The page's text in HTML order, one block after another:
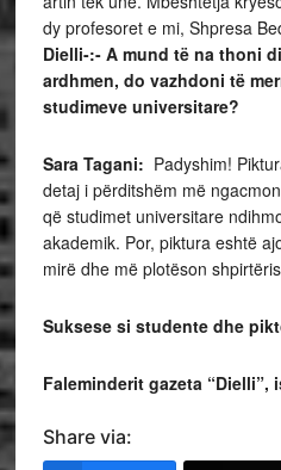
dy profesoret e mi, Shpresa
Dielli-:- A mund të na thoni
ardhmen, do vazhdoni të
studimeve universitare?
Sara Tagani: Padyshim!
detaj i përditshëm më
që studimet universitare
akademik. Por, piktura eshtë
mirë dhe më plotëson
Suksese si studente dhe
Faleminderit gazeta “Dielli”,
Share via: